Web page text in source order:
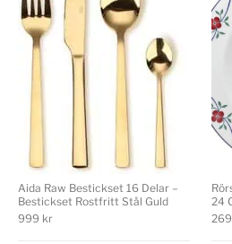
Aida Raw Bestickset 16 Delar –
Bestickset Rostfritt Stål Guld
999 kr
24
269